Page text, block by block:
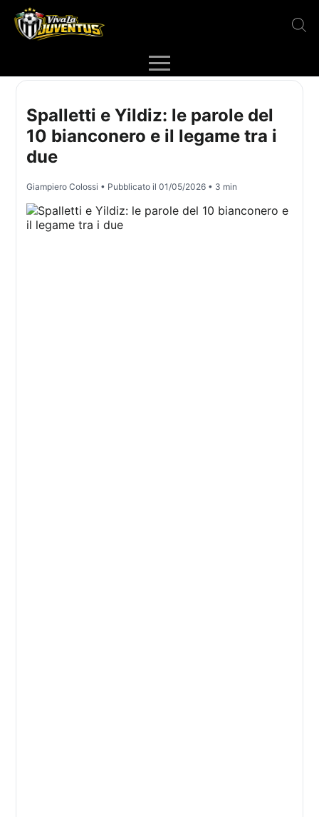
Spalletti e Yildiz: le parole del
10 bianconero e il legame tra i
due
Giampiero Colossi • Pubblicato il01/05/2026 • 3 min